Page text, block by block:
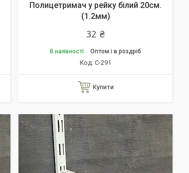
Полицетримач у рейку білий 20см.
(1.2мм)
32 ₴
В наявності Оптом і в роздріб
С-291
Купити